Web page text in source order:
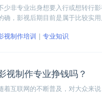
少非专业出身想要入行或想转行
确，影视后期目前是属于比较实
视制作培训 专业知识
视制作专业挣钱吗？
着互联网的不断普及，对大众来